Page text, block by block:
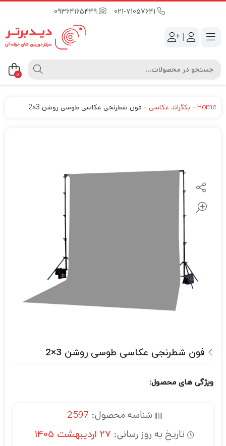
09364165449
|
0
Home
- بکگراند عکاسی - فون شطرنجی عکاسی طوسی روشن 3×2
فون شطرنجی عکاسی طوسی روشن 3×2
ویژگی های محصول:
شناسه محصول: 2597
تاریخ به روز رسانی: 27 اردیبهشت 1405